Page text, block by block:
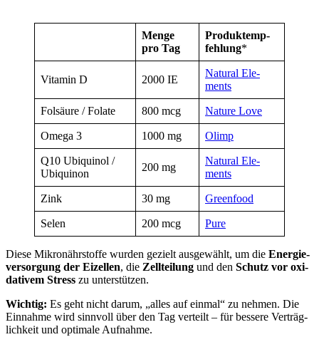
Men­ge
pro Tag
Pro­dukt­emp­
feh­lung*
Vit­amin D 2000 IE
Natu­ral Ele­
ments
Fol­säu­re / Fola­te 800 mcg Natu­re Love
Ome­ga 3 1000 mg Olimp
Q10 Ubi­qui­nol /
Ubi­qui­non
200 mg
Natu­ral Ele­
ments
Zink 30 mg Green­food
Selen 200 mcg Pure
Die­se Mikro­nähr­stof­fe wur­den gezielt aus­ge­wählt, um die Ener­gie­
ver­sor­gung der Eizel­len, die Zell­tei­lung und den Schutz vor oxi­
da­tiv­em Stress zu unter­stüt­zen.
Wich­tig: Es geht nicht dar­um, „alles auf ein­mal“ zu neh­men. Die
Ein­nah­me wird sinn­voll über den Tag ver­teilt – für bes­se­re Ver­träg­
lich­keit und opti­ma­le Auf­nah­me.